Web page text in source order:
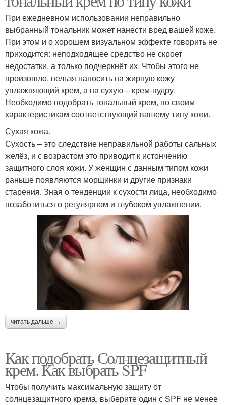
При ежедневном использовании неправильно
выбранный тональник может нанести вред вашей коже.
При этом и о хорошем визуальном эффекте говорить не
приходится: неподходящее средство не скроет
недостатки, а только подчеркнёт их. Чтобы этого не
произошло, нельзя наносить на жирную кожу
увлажняющий крем, а на сухую – крем-пудру.
Необходимо подобрать тональный крем, по своим
характеристикам соответствующий вашему типу кожи.
Сухая кожа.
Сухость – это следствие неправильной работы сальных
желёз, и с возрастом это приводит к истончению
защитного слоя кожи. У женщин с данным типом кожи
раньше появляются морщинки и другие признаки
старения. Зная о тенденции к сухости лица, необходимо
позаботиться о регулярном и глубоком увлажнении.
читать дальше →
Как подобрать Солнцезащитный
крем. Как выбрать SPF
Чтобы получить максимальную защиту от
солнцезащитного крема, выберите один с SPF не менее